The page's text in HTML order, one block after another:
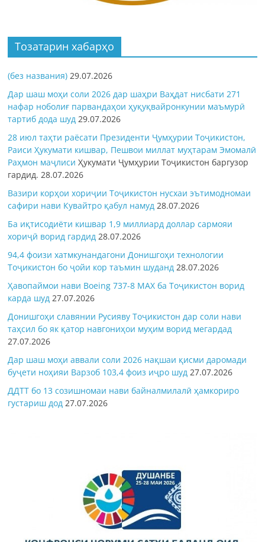
Тозатарин хабарҳо
(без названия) 29.07.2026
Дар шаш моҳи соли 2026 дар шаҳри Ваҳдат нисбати 271
нафар ноболиғ парвандаҳои ҳуқуқвайронкунии маъмурӣ
тартиб дода шуд 29.07.2026
28 июл таҳти раёсати Президенти Ҷумҳурии Тоҷикистон,
Раиси Ҳукумати кишвар, Пешвои миллат муҳтарам Эмомалӣ
Раҳмон маҷлисиҲукумати Ҷумҳурии Тоҷикистон баргузор
гардид.28.07.2026
Вазири корҳои хориҷии Тоҷикистон нусхаи эътимодномаи
сафири нави Кувайтро қабул намуд 28.07.2026
Ба иқтисодиёти кишвар 1,9 миллиард доллар сармояи
хориҷӣ ворид гардид 28.07.2026
94,4 фоизи хатмкунандагони Донишгоҳи технологии
Тоҷикистон бо ҷойи кор таъмин шуданд 28.07.2026
Ҳавопаймои нави Boeing 737-8 MAX ба Тоҷикистон ворид
карда шуд 27.07.2026
Донишгоҳи славянии Русияву Тоҷикистон дар соли нави
таҳсил бо як қатор навгониҳои муҳим ворид мегардад
27.07.2026
Дар шаш моҳи аввали соли 2026 нақшаи қисми даромади
буҷети ноҳияи Варзоб 103,4 фоиз иҷро шуд 27.07.2026
ДДТТ бо 13 созишномаи нави байналмилалӣ ҳамкориро
густариш дод 27.07.2026